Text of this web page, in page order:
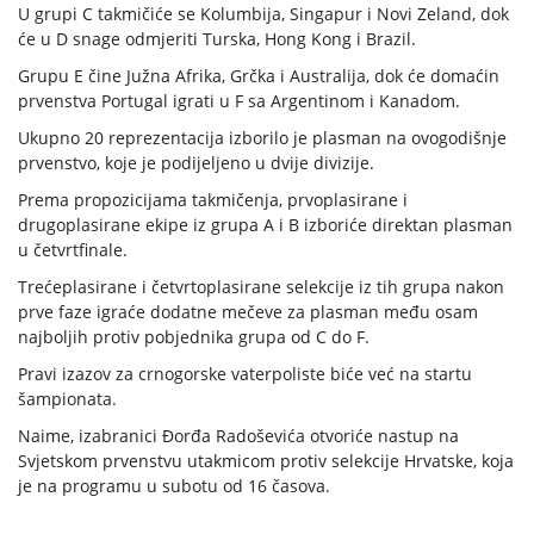
U grupi C takmičiće se Kolumbija, Singapur i Novi Zeland, dok
će u D snage odmjeriti Turska, Hong Kong i Brazil.
Grupu E čine Južna Afrika, Grčka i Australija, dok će domaćin
prvenstva Portugal igrati u F sa Argentinom i Kanadom.
Ukupno 20 reprezentacija izborilo je plasman na ovogodišnje
prvenstvo, koje je podijeljeno u dvije divizije.
Prema propozicijama takmičenja, prvoplasirane i
drugoplasirane ekipe iz grupa A i B izboriće direktan plasman
u četvrtfinale.
Trećeplasirane i četvrtoplasirane selekcije iz tih grupa nakon
prve faze igraće dodatne mečeve za plasman među osam
najboljih protiv pobjednika grupa od C do F.
Pravi izazov za crnogorske vaterpoliste biće već na startu
šampionata.
Naime, izabranici Đorđa Radoševića otvoriće nastup na
Svjetskom prvenstvu utakmicom protiv selekcije Hrvatske, koja
je na programu u subotu od 16 časova.